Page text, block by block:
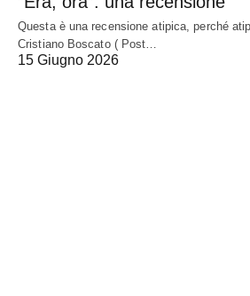
Questa è una recensione atipica, perché
Cristiano Boscato ( Post…
15 Giugno 2026